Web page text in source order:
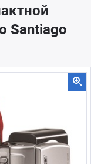
Santiago